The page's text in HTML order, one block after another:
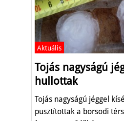
Aktuális
Tojás nagyságú
hullottak
Tojás nagyságú jéggel
pusztítottak a borsodi